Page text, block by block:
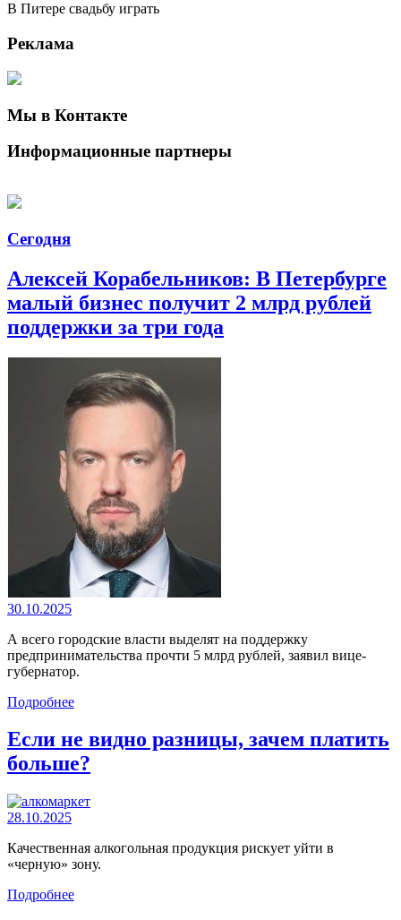
В Питере свадьбу играть
Реклама
Мы в Контакте
Информационные партнеры
Сегодня
Алексей Корабельников: В Петербурге
малый бизнес получит 2 млрд рублей
поддержки за три года
30.10.2025
А всего городские власти выделят на поддержку
предпринимательства прочти 5 млрд рублей, заявил вице-
губернатор.
Подробнее
Если не видно разницы, зачем платить
больше?
28.10.2025
Качественная алкогольная продукция рискует уйти в
«черную» зону.
Подробнее